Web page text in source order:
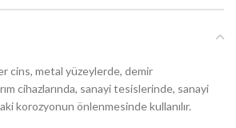
cins, metal yüzeylerde, demir
cihazlarında, sanayi tesislerinde, sanayi
korozyonun önlenmesinde kullanılır.